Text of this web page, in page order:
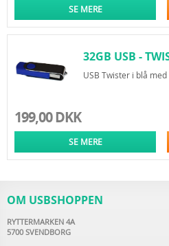
SE MERE
32GB USB -
USB Twister i blå
199,00 DKK
SE MERE
OM USBSHOPPEN
RYTTERMARKEN 4A
5700 SVENDBORG